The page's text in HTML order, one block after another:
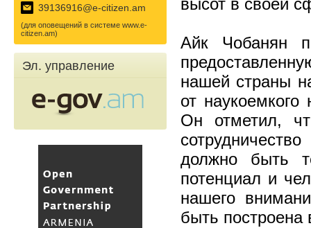
39136916@e-citizen.am
(для оповещений в системе www.e-
citizen.am)
Эл. управление
высот в своей
Айк Чобанян
нашей страны
от наукоемкого
Он отметил,
должно быть
потенциал и
нашего
быть построена